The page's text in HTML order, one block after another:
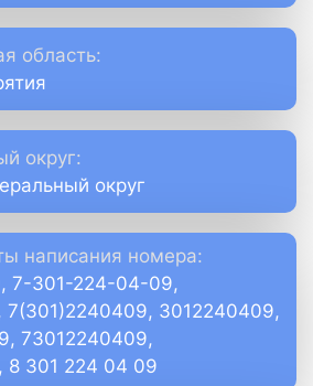
область:
округ:
округ
написания номера:
7-301-224-04-09,
7(301)2240409, 3012240409,
73012240409,
8 301 224 04 09